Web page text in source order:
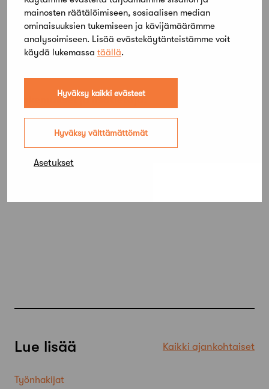
mainosten räätälöimiseen, sosiaalisen median
ominaisuuksien tukemiseen ja kävijämäärämme
analysoimiseen. Lisää evästekäytänteistämme voit
käydä lukemassa täällä.
Hyväksy kaikki evästeet
Hyväksy välttämättömät
Asetukset
Nykyinen opiskelijavastaava perehdyttää sinut
tehtäviisi tammikuun aikana.
Lähetä hakemuksesi, CV:si ja portfoliosi
17.12.2023 mennessä
Hakemukset ja lisätietoja:
Eeva Rosenqvist, opiskelijavastaava
opiskelijavastaava@safa.fi
Jaa artikkeli
Lue lisää Kaikki ajankohtaiset
Työnhakijat